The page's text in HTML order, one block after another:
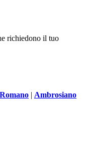
richiedono il tuo
Romano | Ambrosiano